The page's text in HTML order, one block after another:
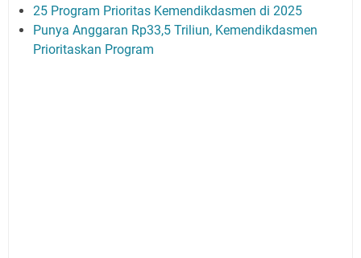
25 Program Prioritas Kemendikdasmen di 2025
Punya Anggaran Rp33,5 Triliun, Kemendikdasmen
Prioritaskan Program